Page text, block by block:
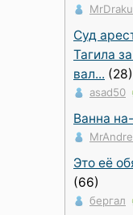
Суд
Тагила
вал... (28)
asad50
Ванна
Это её
(66)
бергал